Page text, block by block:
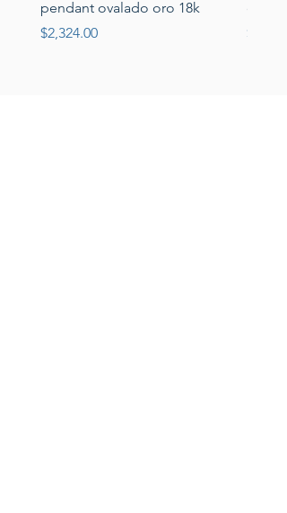
pendant ovalado oro 18k
Price
$2,324.00
Price
$389.00